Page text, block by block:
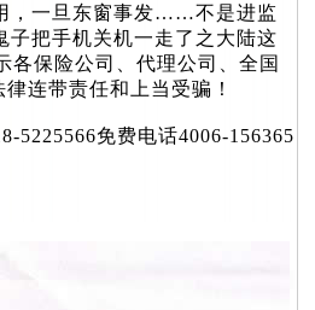
，一旦东窗事发……不是进监
把手机关机一走了之大陆这
各保险公司、代理公司、全国
连带责任和上当受骗！
免费电话4006-156365